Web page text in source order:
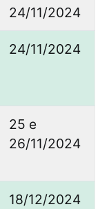
24/11/2024
24/11/2024
25 e
26/11/2024
18/12/2024